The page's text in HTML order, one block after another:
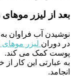
بعد از لیزر
نوشیدن آب
در دوران لیزر موهای
پوست کمک می کند.
به عبارتی این کار
انجامد.